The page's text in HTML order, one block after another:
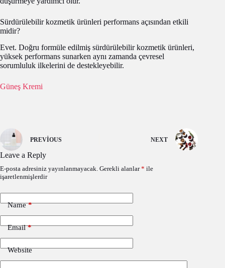
Sürdürülebilir kozmetik ürünleri performans açısından etkili
midir?
Evet. Doğru formüle edilmiş sürdürülebilir kozmetik ürünleri,
yüksek performans sunarken aynı zamanda çevresel
sorumluluk ilkelerini de destekleyebilir.
Güneş Kremi
PREVIOUS NEXT
Leave a Reply
E-posta adresiniz yayınlanmayacak. Gerekli alanlar* ile
işaretlenmişlerdir
Name*
Email*
Website